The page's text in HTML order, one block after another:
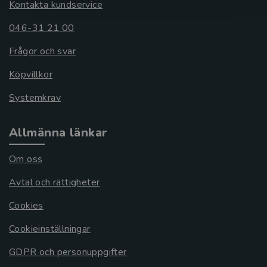
Kontakta kundservice
046-31 21 00
Frågor och svar
Köpvillkor
Systemkrav
Allmänna länkar
Om oss
Avtal och rättigheter
Cookies
Cookieinställningar
GDPR och personuppgifter